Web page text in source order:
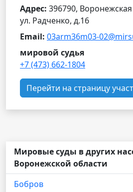
Адрес: 396790, Воронежская
ул. Радченко, д.16
Email: 03arm36m03-
мировой судья
+7 (473) 662-1804
Перейти на страницу
Мировые суды в других
Воронежской области
Бобров